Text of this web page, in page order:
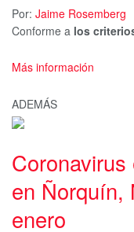
Por: Jaime Rosemberg
Conforme a los
Más información
ADEMÁS
en Ñorquín,
enero